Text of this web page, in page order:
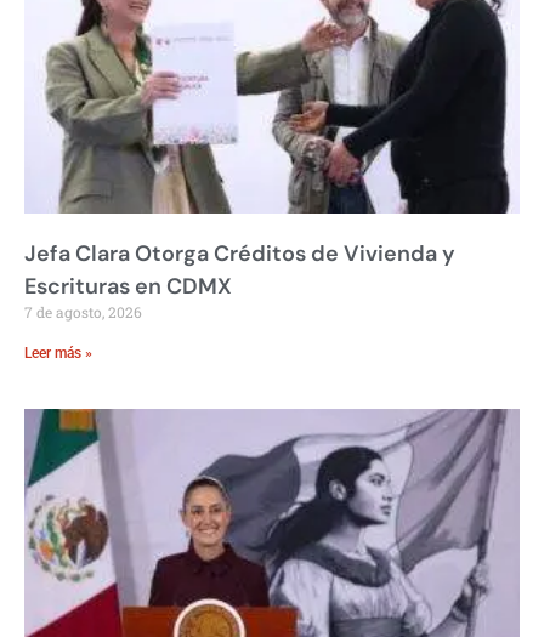
Jefa Clara Otorga Créditos de Vivienda y
Escrituras en CDMX
7 de agosto, 2026
Leer más »